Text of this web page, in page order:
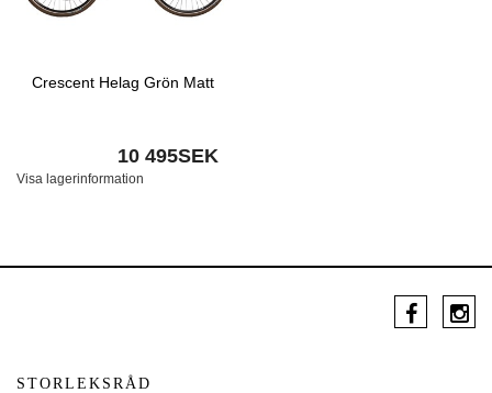
Crescent Helag Grön Matt
10 495SEK
Visa lagerinformation
STORLEKSRÅD